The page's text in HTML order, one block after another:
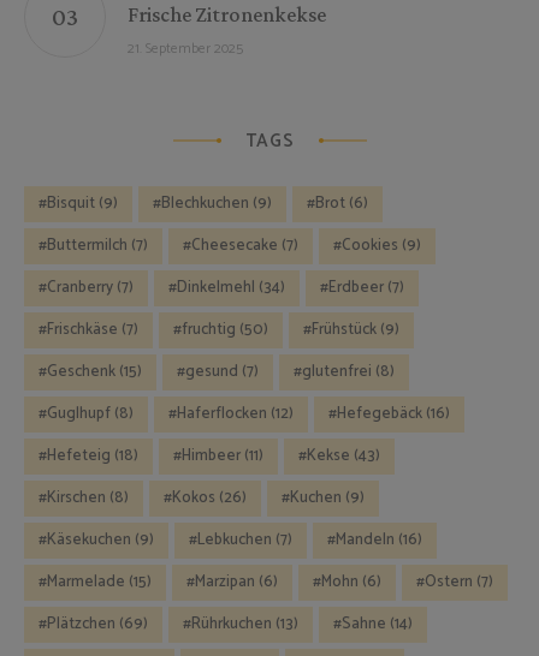
Frische Zitronenkekse
21. September 2025
TAGS
Bisquit(9) Blechkuchen (9) Brot(6)
Buttermilch (7) Cheesecake (7) Cookies (9)
Cranberry(7) Dinkelmehl (34) Erdbeer(7)
Frischkäse (7) fruchtig (50) Frühstück(9)
Geschenk(15) gesund (7) glutenfrei (8)
Guglhupf(8) Haferflocken (12) Hefegebäck(16)
Hefeteig (18) Himbeer(11) Kekse (43)
Kirschen (8) Kokos (26) Kuchen (9)
Käsekuchen (9) Lebkuchen (7) Mandeln (16)
Marmelade (15) Marzipan (6) Mohn (6) Ostern (7)
Plätzchen (69) Rührkuchen (13) Sahne (14)